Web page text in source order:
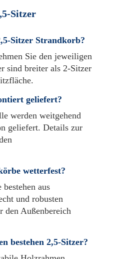
Sitzer
Sitzer Strandkorb?
Sie den jeweiligen
sind breiter als 2-Sitzer
geliefert?
werden weitgehend
geliefert. Details zur
wetterfest?
aus
und robusten
den Außenbereich
bestehen 2,5-Sitzer?